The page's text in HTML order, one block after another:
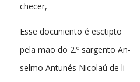
checer,
Esse docuniento é esctipto
pela mão do 2.º sargento An-
selmo Antunés Nicolaú de li-